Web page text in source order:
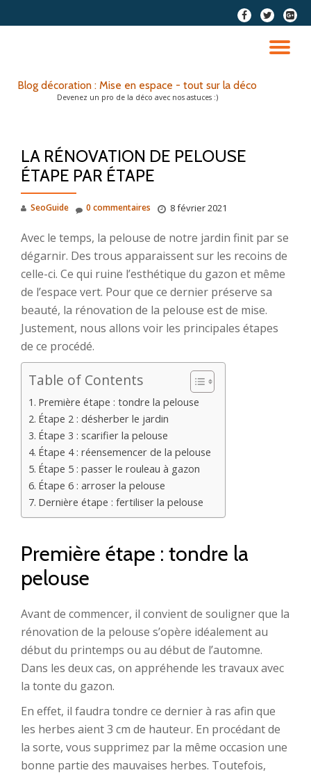
fa-
facebook
fa-
twitter
fa-
plus-
Blog décoration : Mise en espace - tout sur la déco
Devenez un pro de la déco avec nos astuces :)
LA RÉNOVATION DE PELOUSE
ÉTAPE PAR ÉTAPE
SeoGuide 8 février 2021
0 commentaires
Avec le temps, la pelouse de notre jardin finit par se
dégarnir. Des trous apparaissent sur les recoins de
celle-ci. Ce qui ruine l’esthétique du gazon et même
de l’espace vert. Pour que ce dernier préserve sa
beauté, la rénovation de la pelouse est de mise.
Justement, nous allons voir les principales étapes
de ce procédé.
Table of Contents
Première étape : tondre la pelouse
Étape 2 : désherber le jardin
Étape 3 : scarifier la pelouse
Étape 4 : réensemencer de la pelouse
Étape 5 : passer le rouleau à gazon
Étape 6 : arroser la pelouse
Dernière étape : fertiliser la pelouse
Première étape : tondre la
pelouse
Avant de commencer, il convient de souligner que la
rénovation de la pelouse s’opère idéalement au
début du printemps ou au début de l’automne.
Dans les deux cas, on appréhende les travaux avec
la tonte du gazon.
En effet, il faudra tondre ce dernier à ras afin que
les herbes aient 3 cm de hauteur. En procédant de
la sorte, vous supprimez par la même occasion une
bonne partie des mauvaises herbes. Toutefois,